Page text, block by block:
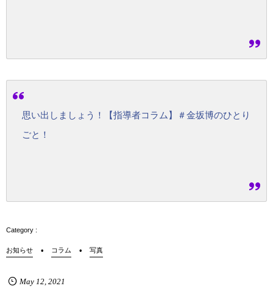
思い出しましょう！【指導者コラム】＃金坂博のひとり
ごと！
お知らせ コラム 写真
May 12, 2021